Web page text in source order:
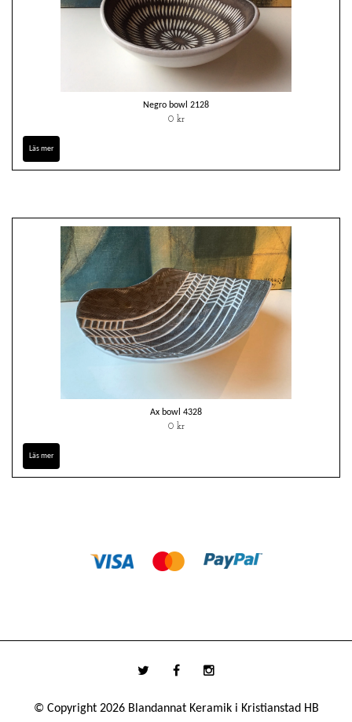
Negro bowl 2128
0 kr
Läs mer
Ax bowl 4328
0 kr
Läs mer
© Copyright 2026 Blandannat Keramik i Kristianstad HB